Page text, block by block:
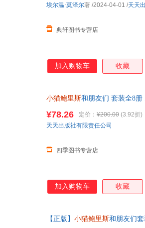
典轩图书专营店
埃尔温·莫泽尔著 /2024-04-01 /天天
加入购物车 收藏
小猫鲍里斯和朋友们 套装全8
¥78.26 定价： ¥200.00 (3.92折)
四季图书专营店
天天出版社有限责任公司
加入购物车 收藏
【正版】 小猫鲍里斯和朋友们